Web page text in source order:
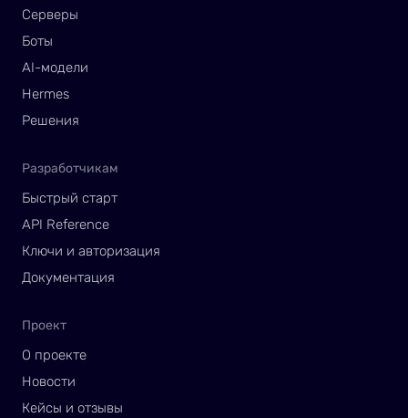
Серверы
Боты
AI-модели
Hermes
Решения
Разработчикам
Быстрый старт
API Reference
Ключи и авторизация
Документация
Проект
О проекте
Новости
Кейсы и отзывы